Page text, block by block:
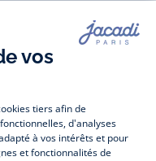
Jacadi
Paris
Jacadi
ligne une grande variété de
et intemporels. Retrouvez,
et combinaison pour les
les bébés et de pantalons,
de 1 mois à 12 ans.